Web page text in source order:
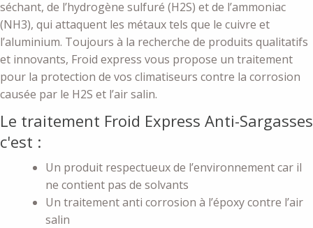
séchant, de l’hydrogène sulfuré (H2S) et de l’ammoniac
(NH3), qui attaquent les métaux tels que le cuivre et
l’aluminium. Toujours à la recherche de produits qualitatifs
et innovants, Froid express vous propose un traitement
pour la protection de vos climatiseurs contre la corrosion
causée par le H2S et l’air salin.
Le traitement Froid Express Anti-Sargasses
c'est :
Un produit respectueux de l’environnement car il
ne contient pas de solvants
Un traitement anti corrosion à l’époxy contre l’air
salin